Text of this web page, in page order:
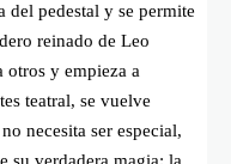
del pedestal y se permite
reinado de Leo
otros y empieza a
teatral, se vuelve
necesita ser especial,